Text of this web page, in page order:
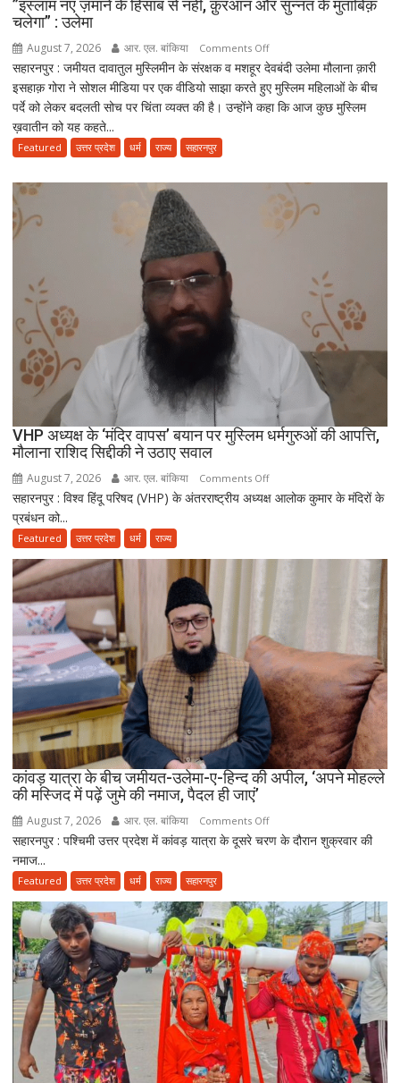
”इस्लाम नए ज़माने के हिसाब से नहीं, क़ुरआन और सुन्नत के मुताबिक़
चलेगा” : उलेमा
August 7, 2026 आर. एल. बांकिया Comments Offon
”इस्लाम
नए
ज़माने
नहीं,
क़ुरआन
और
उलेमा
सहारनपुर : जमीयत दावातुल मुस्लिमीन के संरक्षक व मशहूर देवबंदी उलेमा मौलाना क़ारी
इसहाक़ गोरा ने सोशल मीडिया पर एक वीडियो साझा करते हुए मुस्लिम महिलाओं के बीच
पर्दे को लेकर बदलती सोच पर चिंता व्यक्त की है। उन्होंने कहा कि आज कुछ मुस्लिम
ख़वातीन को यह कहते...
Featured उत्तर प्रदेश धर्म राज्य सहारनपुर
VHP अध्यक्ष के ‘मंदिर वापस’ बयान पर मुस्लिम धर्मगुरुओं की आपत्ति,
मौलाना राशिद सिद्दीकी ने उठाए सवाल
August 7, 2026 आर. एल. बांकिया Comments Offon
VHP
‘मंदिर
बयान
मुस्लिम
धर्मगुरुओं
की
आपत्ति,
मौलाना
राशिद
सिद्दीकी
ने
सहारनपुर : विश्व हिंदू परिषद (VHP) के अंतरराष्ट्रीय अध्यक्ष आलोक कुमार के मंदिरों के
प्रबंधन को...
Featured उत्तर प्रदेश धर्म राज्य
कांवड़ यात्रा के बीच जमीयत-उलेमा-ए-हिन्द की अपील, ‘अपने मोहल्ले
की मस्जिद में पढ़ें जुमे की नमाज, पैदल ही जाएं’
August 7, 2026 आर. एल. बांकिया Comments Offon
कांवड़
जमीयत-
उलेमा-
ए-
हिन्द
की
अपील,
‘अपने
मोहल्ले
की
सहारनपुर : पश्चिमी उत्तर प्रदेश में कांवड़ यात्रा के दूसरे चरण के दौरान शुक्रवार की
नमाज...
Featured उत्तर प्रदेश धर्म राज्य सहारनपुर